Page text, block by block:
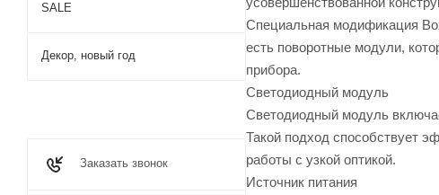
Специальная модификация
есть поворотные модули,
прибора.
Светодиодный модуль
Светодиодный модуль
Такой подход способствует
работы с узкой оптикой.
Источник питания
SALE
Декор, новый год
Заказать звонок